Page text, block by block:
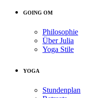
GOING OM
Philosophie
Über Julia
Yoga Stile
YOGA
Stundenplan